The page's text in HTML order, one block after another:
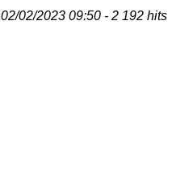
02/02/2023 09:50 - 2 192 hits